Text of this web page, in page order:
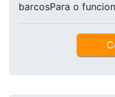
barcosPara o